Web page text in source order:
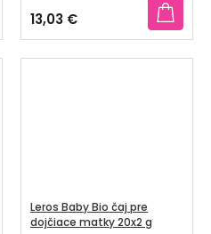
13,03 €
Leros Baby Bio čaj pre
dojčiace matky 20x2 g